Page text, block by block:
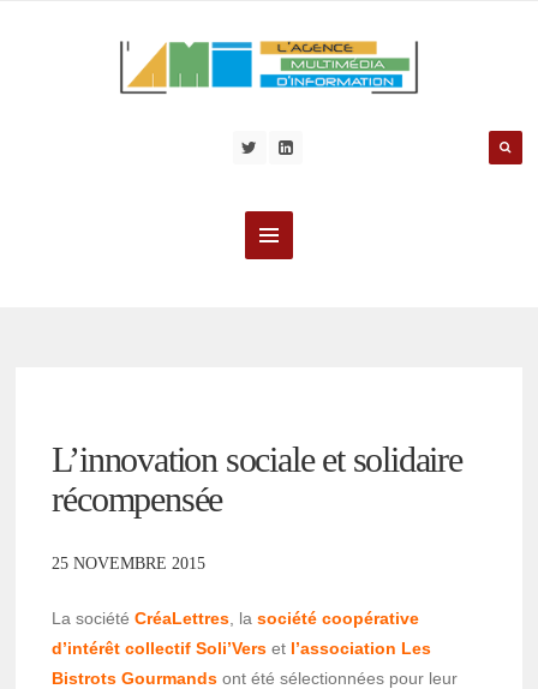
L’innovation sociale et solidaire
récompensée
25 NOVEMBRE 2015
La sociétéCréaLettres , lasociété coopérative
d’intérêt collectif Soli’Vers et l’association Les
Bistrots Gourmands ont été sélectionnées pour leur